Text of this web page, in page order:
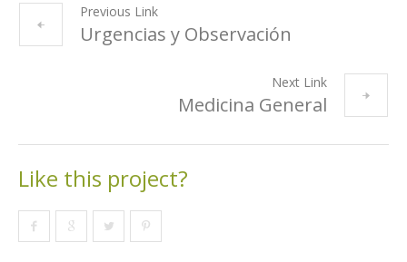
Previous Link
Urgencias y Observación
Next Link
Medicina General
Like this project?